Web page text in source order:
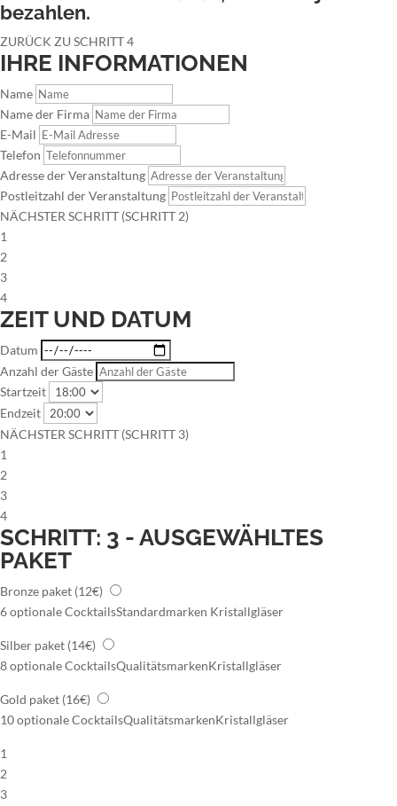
bezahlen.
ZURÜCK ZU SCHRITT 4
IHRE INFORMATIONEN
Name
Name der Firma
E-Mail
Telefon
Adresse der Veranstaltung
Postleitzahl der Veranstaltung
NÄCHSTER SCHRITT (SCHRITT 2)
1
2
3
4
ZEIT UND DATUM
Datum
Anzahl der Gäste
Startzeit
Endzeit
NÄCHSTER SCHRITT (SCHRITT 3)
1
2
3
4
SCHRITT: 3 - AUSGEWÄHLTES
PAKET
Bronze paket (12€)
6 optionale CocktailsStandardmarken Kristallgläser
Silber paket (14€)
8 optionale CocktailsQualitätsmarkenKristallgläser
Gold paket (16€)
10 optionale CocktailsQualitätsmarkenKristallgläser
1
2
3